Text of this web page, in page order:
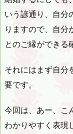
いう諺通り、自分
りますので、自分
とのご縁ができる
それにはまず自分
要です。
今回は、あー、こ
わかりやすく表現